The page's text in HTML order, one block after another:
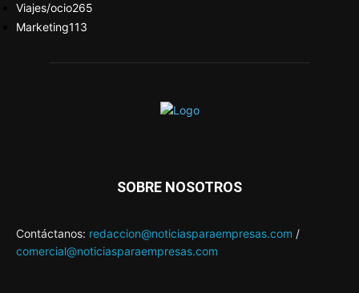
Viajes/ocio265
Marketing113
SOBRE NOSOTROS
Contáctanos: redaccion@noticiasparaempresas.com /
comercial@noticiasparaempresas.com